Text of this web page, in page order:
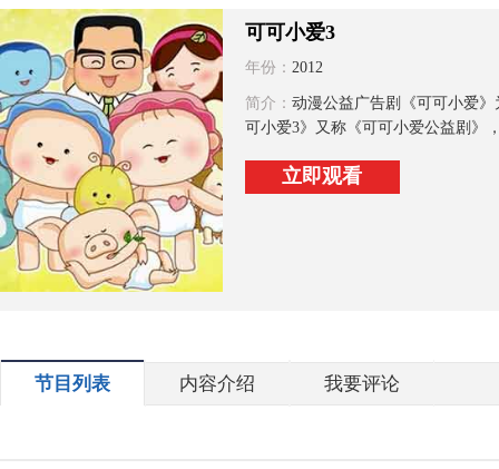
可可小爱3
年份： 2012
简介： 动漫公益广告剧《可可小爱
可小爱3》又称《可可小爱公益剧》
立即观看
节目列表 内容介绍 我要评论